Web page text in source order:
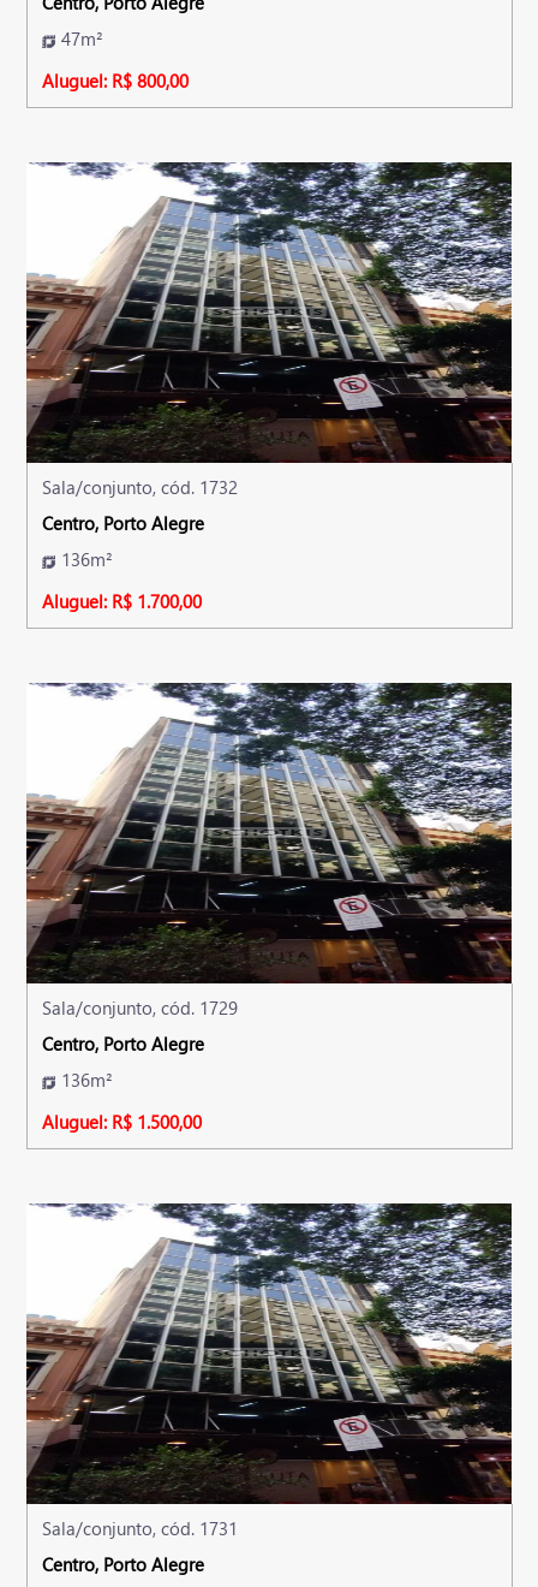
47m²
Aluguel: R$ 800,00
Sala/conjunto, cód. 1732
Centro, Porto Alegre
136m²
Aluguel: R$ 1.700,00
Sala/conjunto, cód. 1729
Centro, Porto Alegre
136m²
Aluguel: R$ 1.500,00
Sala/conjunto, cód. 1731
Centro, Porto Alegre